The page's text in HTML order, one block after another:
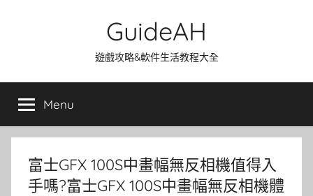
GuideAH
遊戲攻略&軟件生活教程大全
Menu
富士GFX 100S中畫幅無反相機值得入
手嗎?富士GFX 100S中畫幅無反相機體